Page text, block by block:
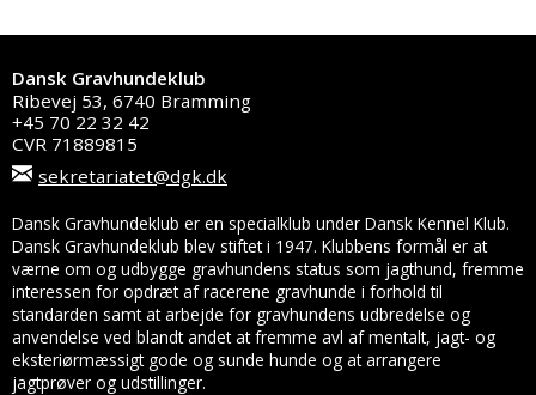
Dansk Gravhundeklub
Ribevej 53, 6740 Bramming
+45 70 22 32 42
CVR 71889815
sekretariatet@dgk.dk
Dansk Gravhundeklub er en specialklub under Dansk Kennel Klub.
Dansk Gravhundeklub blev stiftet i 1947. Klubbens formål er at
værne om og udbygge gravhundens status som jagthund, fremme
interessen for opdræt af racerene gravhunde i forhold til
standarden samt at arbejde for gravhundens udbredelse og
anvendelse ved blandt andet at fremme avl af mentalt, jagt- og
eksteriørmæssigt gode og sunde hunde og at arrangere
jagtprøver og udstillinger.